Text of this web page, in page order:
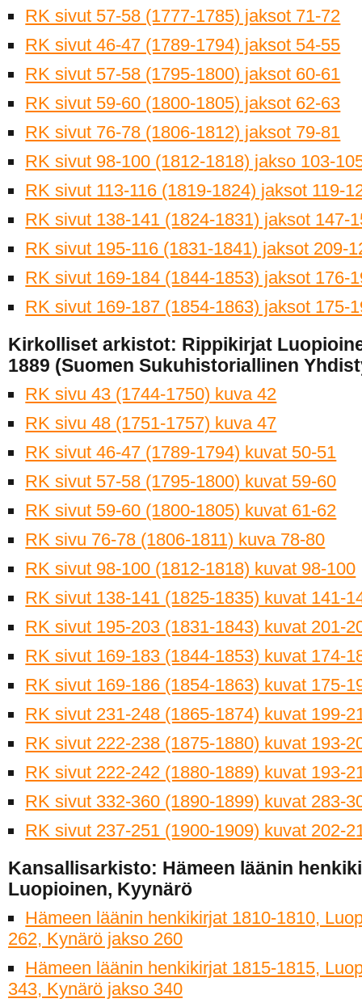
RK sivut 57-58 (1777-1785) jaksot 71-72
RK sivut 46-47 (1789-1794) jaksot 54-55
RK sivut 57-58 (1795-1800) jaksot 60-61
RK sivut 59-60 (1800-1805) jaksot 62-63
RK sivut 76-78 (1806-1812) jaksot 79-81
RK sivut 98-100 (1812-1818) jakso 103-
RK sivut 113-116 (1819-1824) jaksot 119-
RK sivut 138-141 (1824-1831) jaksot 147-
RK sivut 195-116 (1831-1841) jaksot 209-
RK sivut 169-184 (1844-1853) jaksot 176-
RK sivut 169-187 (1854-1863) jaksot 175-
Kirkolliset arkistot: Rippikirjat
1889 (Suomen Sukuhistoriallinen
RK sivu 43 (1744-1750) kuva 42
RK sivu 48 (1751-1757) kuva 47
RK sivut 46-47 (1789-1794) kuvat 50-51
RK sivut 57-58 (1795-1800) kuvat 59-60
RK sivut 59-60 (1800-1805) kuvat 61-62
RK sivu 76-78 (1806-1811) kuva 78-80
RK sivut 98-100 (1812-1818) kuvat 98-100
RK sivut 138-141 (1825-1835) kuvat 141-
RK sivut 195-203 (1831-1843) kuvat 201-
RK sivut 169-183 (1844-1853) kuvat 174-
RK sivut 169-186 (1854-1863) kuvat 175-
RK sivut 231-248 (1865-1874) kuvat 199-
RK sivut 222-238 (1875-1880) kuvat 193-
RK sivut 222-242 (1880-1889) kuvat 193-
RK sivut 332-360 (1890-1899) kuvat 283-
RK sivut 237-251 (1900-1909) kuvat 202-
Kansallisarkisto: Hämeen läänin
Luopioinen, Kyynärö
Hämeen läänin henkikirjat 1810-1810,
262, Kynärö jakso 260
Hämeen läänin henkikirjat 1815-1815,
343, Kynärö jakso 340